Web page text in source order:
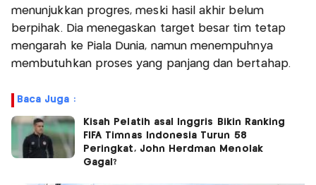
menunjukkan progres, meski hasil akhir belum
berpihak. Dia menegaskan target besar tim tetap
mengarah ke Piala Dunia, namun menempuhnya
membutuhkan proses yang panjang dan bertahap.
Baca Juga :
Kisah Pelatih asal Inggris Bikin Ranking
FIFA Timnas Indonesia Turun 58
Peringkat, John Herdman Menolak
Gagal?